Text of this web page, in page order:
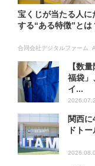
宝くじが当たる人に
する“ある特徴”とは
合同会社デジタルファーム
【数
福袋」
イ...
関西
ドト